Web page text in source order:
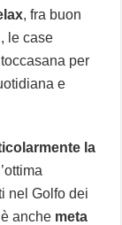
, fra buon
le case
per
e
la
nel Golfo dei
anche meta